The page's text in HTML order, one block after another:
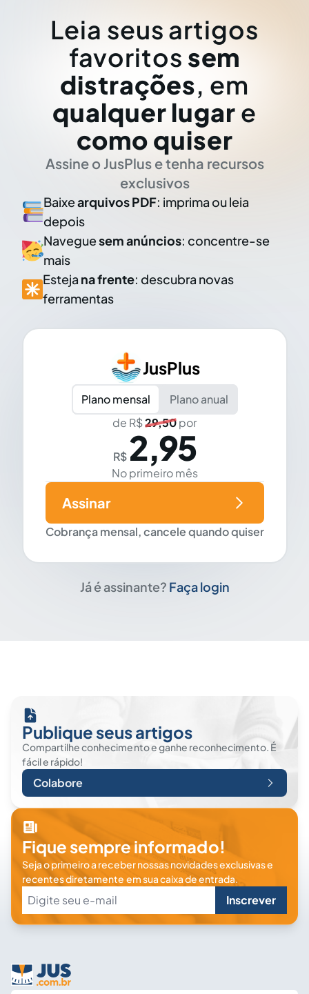
Leia seus artigos
favoritos sem
distrações, em
qualquer lugar e
como quiser
Assine o JusPlus e tenha recursos
exclusivos
Baixearquivos PDF: imprima ou leia
depois
Naveguesem anúncios: concentre-se
mais
Esteja na frente: descubra novas
ferramentas
JusPlus
Plano mensal
Plano anual
de R$29,50por
R$ 2,95
No primeiro mês
Cobrança mensal, cancele quando quiser
Assinar
Já é assinante? Faça login
Publique seus artigos
Compartilhe conhecimento e ganhe reconhecimento. É
fácil e rápido!
Colabore
Fique sempre informado!
Seja o primeiro a receber nossas novidades exclusivas e
recentes diretamente em sua caixa de entrada.
Inscrever